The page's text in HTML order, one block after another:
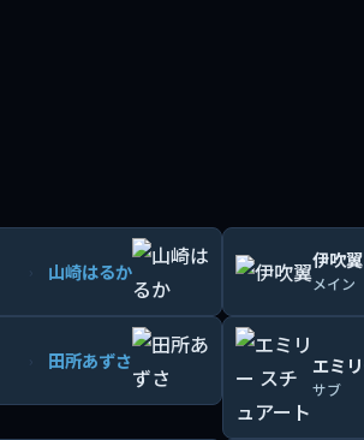
› 山崎はるか 伊吹翼
メイン
› 田所あずさ エミ
サブ